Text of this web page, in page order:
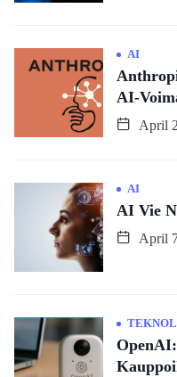
AI
AI-
April
AI
AI Vie
April